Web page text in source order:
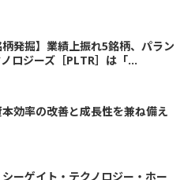
柄発掘】業績上振れ5銘柄、パラン
ロジーズ［PLTR］は「...
本効率の改善と成長性を兼ね備え
シーゲイト・テクノロジー・ホー